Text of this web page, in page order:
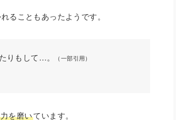
れることもあったようです。
りもして…。 （一部引用）
を磨いています。